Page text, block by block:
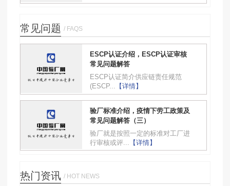
常见问题 / FAQS
ESCP认证介绍，ESCP认证审核
常见问题解答
ESCP认证简介供应链责任规范
(ESCP... 【详情】
验厂标准介绍，疫情下劳工政策及
常见问题解答（三）
验厂就是按照一定的标准对工厂进
行审核或评... 【详情】
热门资讯 / HOT NEWS